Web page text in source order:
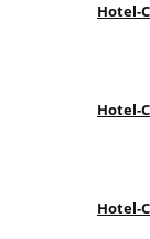
Hotel-
Hotel-
Hotel-